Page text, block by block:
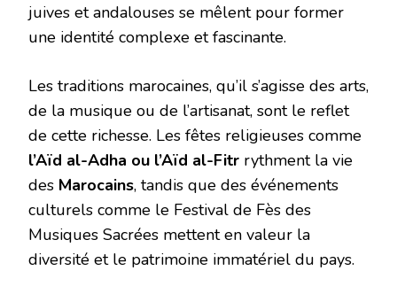
juives et andalouses se mêlent pour former
une identité complexe et fascinante.
Les traditions marocaines, qu’il s’agisse des arts,
de la musique ou de l’artisanat, sont le reflet
de cette richesse. Les fêtes religieuses comme
l’Aïd al-Adha ou l’Aïd al-Fitr rythment la vie
des Marocains, tandis que des événements
culturels comme le Festival de Fès des
Musiques Sacrées mettent en valeur la
diversité et le patrimoine immatériel du pays.